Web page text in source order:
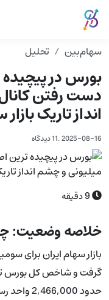
سهام‌بین تحلیل
بورس در پیچیده
انداز تاریک
2025-08-16
.11 دیدگاه
9دقیقه
خلاصه وضعیت:
بازار سهام ایران برای
گرفت و شاخص کل بورس